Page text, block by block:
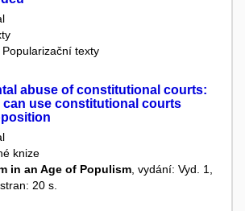
texty
abuse of constitutional courts:
can use constitutional courts
knize
in an Age of Populism, vydání: Vyd. 1,
20 s.